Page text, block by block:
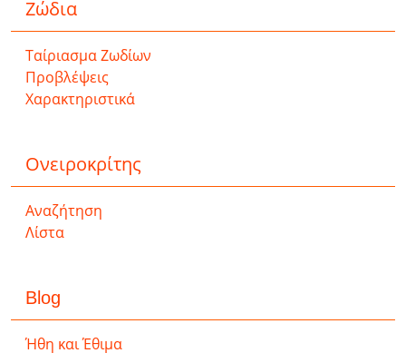
Ζώδια
Ταίριασμα Ζωδίων
Προβλέψεις
Χαρακτηριστικά
Ονειροκρίτης
Αναζήτηση
Λίστα
Blog
Ήθη και Έθιμα